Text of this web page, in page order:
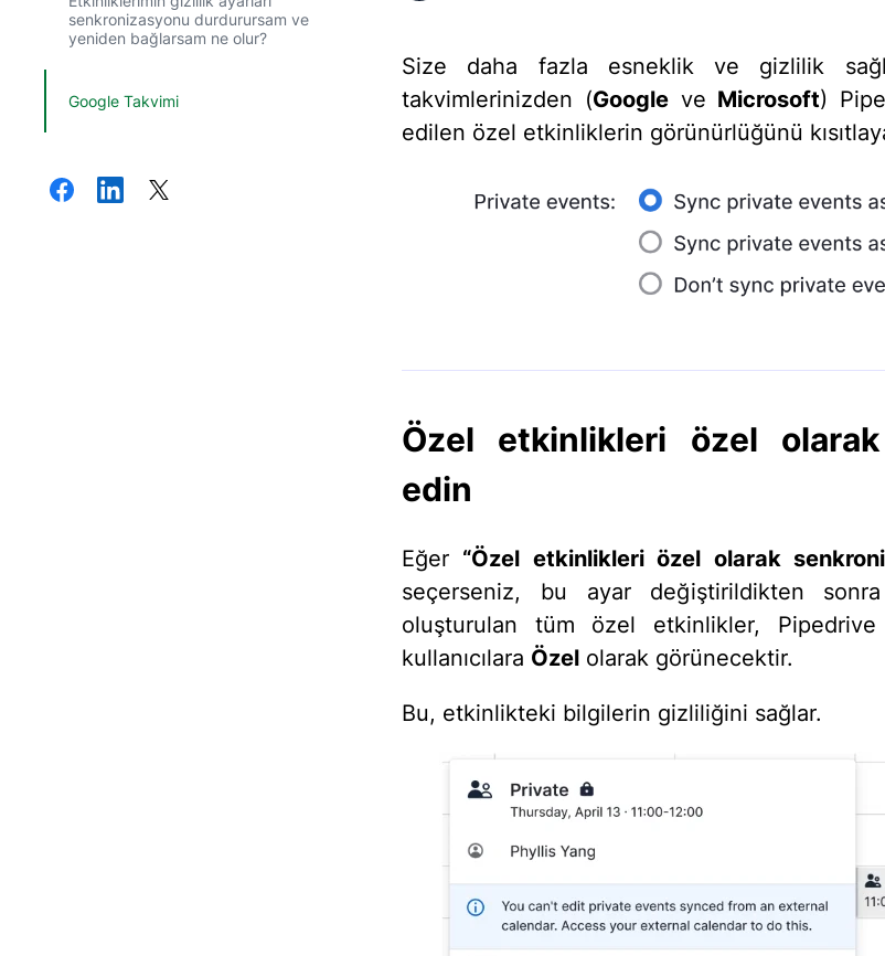
senkronizasyonu durdurursam ve
yeniden bağlarsam ne olur?
Google Takvimi
Size daha fazla esneklik ve gizlilik
takvimlerinizden (Googleve Microsoft)
edilen özel etkinliklerin görünürlüğünü
Özel etkinlikleri özel
edin
Eğer “Özel etkinlikleri özel olarak
seçerseniz, bu ayar değiştirildikten
oluşturulan tüm özel etkinlikler,
kullanıcılara Özel olarak görünecektir.
Bu, etkinlikteki bilgilerin gizliliğini sağlar.